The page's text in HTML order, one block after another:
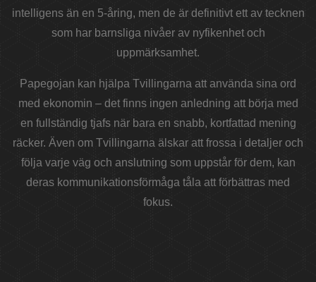
intelligens än en 5-åring, men de är definitivt ett av tecknen
som har barnsliga nivåer av nyfikenhet och
uppmärksamhet.
Papegojan kan hjälpa Tvillingarna att använda sina ord
med ekonomin – det finns ingen anledning att börja med
en fullständig tjafs när bara en snabb, kortfattad mening
räcker. Även om Tvillingarna älskar att frossa i detaljer och
följa varje väg och anslutning som uppstår för dem, kan
deras kommunikationsförmåga tåla att förbättras med
fokus.